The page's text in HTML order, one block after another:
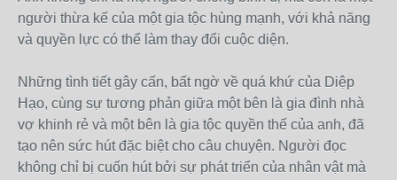
người thừa kế của một gia tộc hùng mạnh, với khả năng
và quyền lực có thể làm thay đổi cuộc diện.
Những tình tiết gây cấn, bất ngờ về quá khứ của Diệp
Hạo, cùng sự tương phản giữa một bên là gia đình nhà
vợ khinh rẻ và một bên là gia tộc quyền thế của anh, đã
tạo nên sức hút đặc biệt cho câu chuyện. Người đọc
không chỉ bị cuốn hút bởi sự phát triển của nhân vật mà